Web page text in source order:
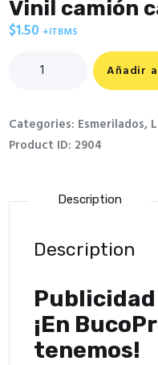
Vinil camión
$1.50 +ITBMS
camión
plana
quantity
Añadir
Categories: Esmerilados,
Product ID: 2904
Description
Description
¡En
tenemos!